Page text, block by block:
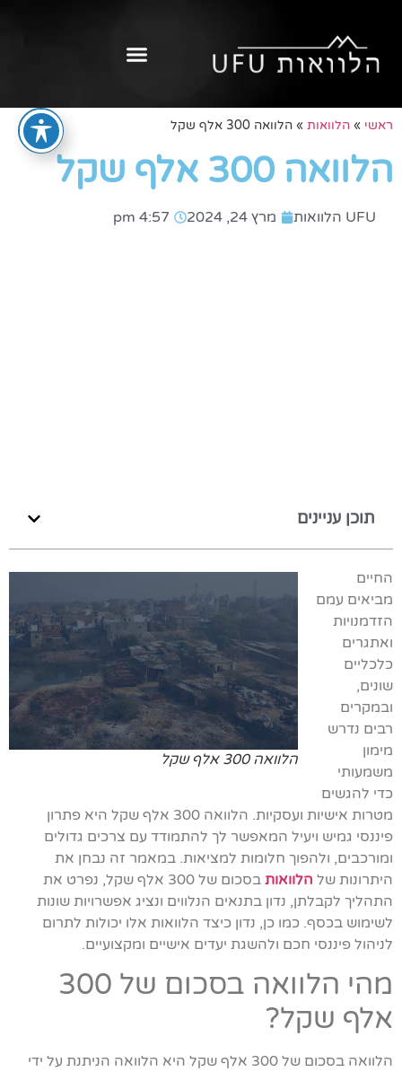
ראשי » הלוואות » הלוואה 300 אלף שקל
הלוואה 300 אלף שקל
UFU הלוואות מרץ 24, 2024 4:57 pm
תוכן עניינים
הלוואה 300 אלף שקל
החיים
מביאים עמם
הזדמנויות
ואתגרים
כלכליים
שונים,
ובמקרים
רבים נדרש
מימון
משמעותי
כדי להגשים
מטרות אישיות ועסקיות. הלוואה 300 אלף שקל היא פתרון
פיננסי גמיש ויעיל המאפשר לך להתמודד עם צרכים גדולים
ומורכבים, ולהפוך חלומות למציאות. במאמר זה נבחן את
היתרונות של הלוואות
בסכום של 300 אלף שקל, נפרט את
התהליך לקבלתן, נדון בתנאים הנלווים ונציג אפשרויות שונות
לשימוש בכסף. כמו כן, נדון כיצד הלוואות אלו יכולות לתרום
לניהול פיננסי חכם ולהשגת יעדים אישיים ומקצועיים.
מהי הלוואה בסכום של 300
אלף שקל?
הלוואה בסכום של 300 אלף שקל היא הלוואה הניתנת על ידי